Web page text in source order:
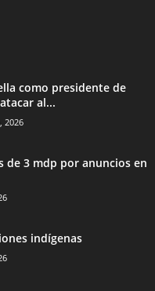
como presidente de
al...
2026
de 3 mdp por anuncios en
indígenas